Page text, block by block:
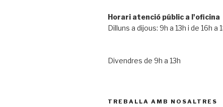
Horari atenció públic a l'oficina
Dilluns a dijous: 9h a 13h i de 16h a
Divendres de 9h a 13h
TREBALLA AMB NOSALTRES